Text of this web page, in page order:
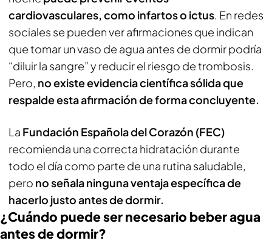
cardiovasculares, como infartos o ictus. En redes
sociales se pueden ver afirmaciones que indican
que tomar un vaso de agua antes de dormir podría
“diluir la sangre” y reducir el riesgo de trombosis.
Pero, no existe evidencia científica sólida que
respalde esta afirmación de forma concluyente.
La Fundación Española del Corazón (FEC)
recomienda una correcta hidratación durante
todo el día como parte de una rutina saludable,
pero no señala ninguna ventaja específica de
hacerlo justo antes de dormir.
¿Cuándo puede ser necesario beber agua
antes de dormir?